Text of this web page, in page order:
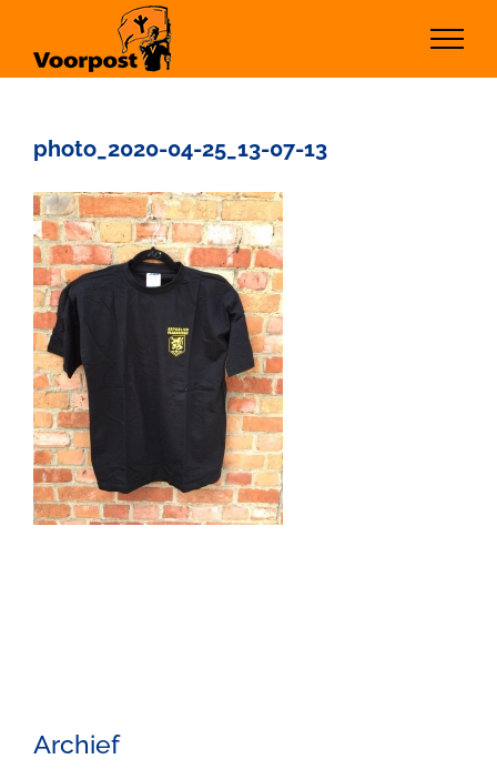
inhoud
photo_2020-04-25_13-07-13
Archief